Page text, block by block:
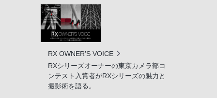
RX OWNER’S VOICE
RXシリーズオーナーの東京カメラ部コ
ンテスト入賞者がRXシリーズの魅力と
撮影術を語る。